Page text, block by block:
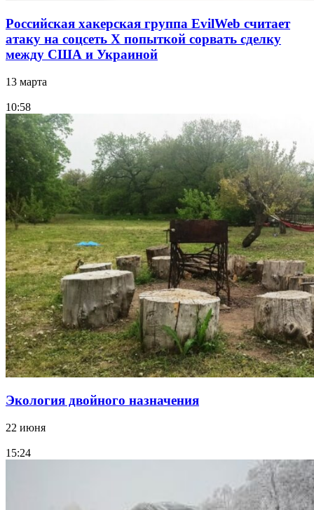
Российская хакерская группа EvilWeb считает
атаку на соцсеть Х попыткой сорвать сделку
между США и Украиной
13 марта
10:58
Экология двойного назначения
22 июня
15:24